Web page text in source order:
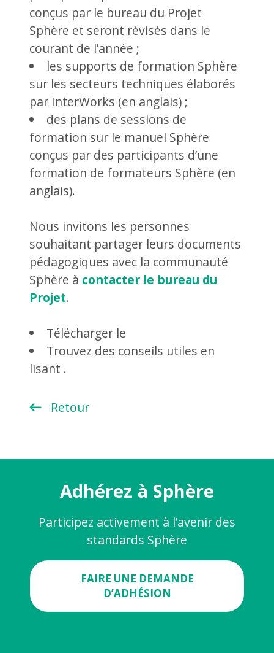
conçus par le bureau du Projet
Sphère et seront révisés dans le
courant de l’année ;
les supports de formation Sphère
sur les secteurs techniques élaborés
par InterWorks (en anglais) ;
des plans de sessions de
formation sur le manuel Sphère
conçus par des participants d’une
formation de formateurs Sphère (en
anglais).
Nous invitons les personnes
souhaitant partager leurs documents
pédagogiques avec la communauté
Sphère à contacter le bureau du
Projet.
Télécharger le
Trouvez des conseils utiles en
lisant .
Retour
Adhérez à Sphère
Participez activement à l’avenir des
standards Sphère
FAIRE UNE DEMANDE
D’ADHÉSION